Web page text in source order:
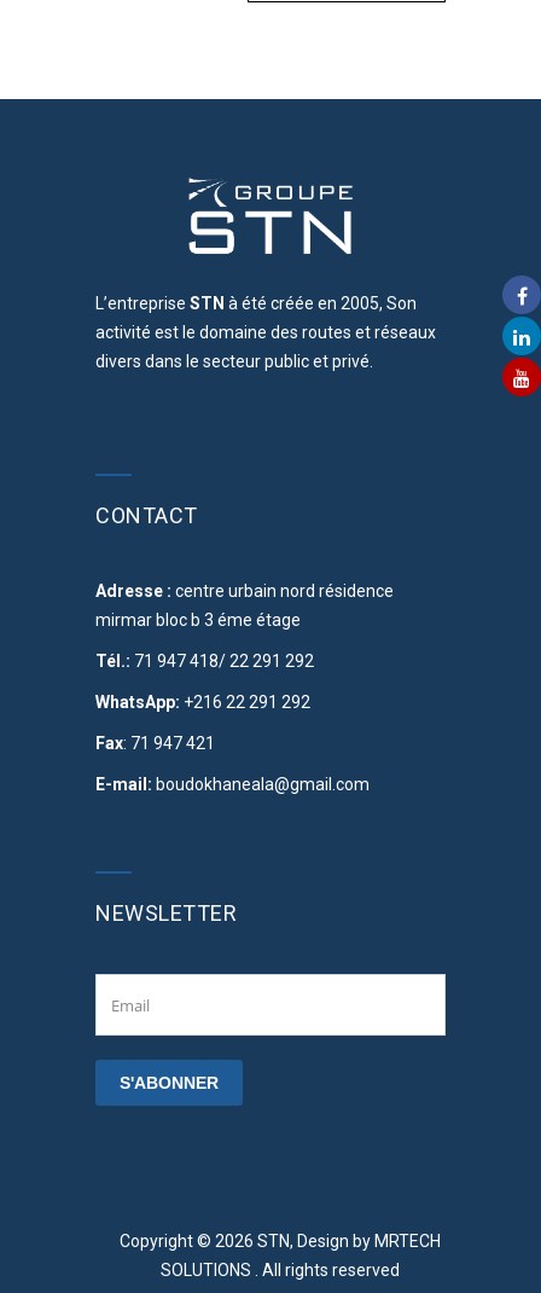
L’entreprise STN à été créée en 2005, Son
activité est le domaine des routes et réseaux
divers dans le secteur public et privé.
CONTACT
Adresse : centre urbain nord résidence
mirmar bloc b 3 éme étage
Tél.: 71 947 418/ 22 291 292
WhatsApp: +216 22 291 292
Fax: 71 947 421
E-mail: boudokhaneala@gmail.com
NEWSLETTER
Copyright © 2026 STN, Design by MRTECH
SOLUTIONS . All rights reserved